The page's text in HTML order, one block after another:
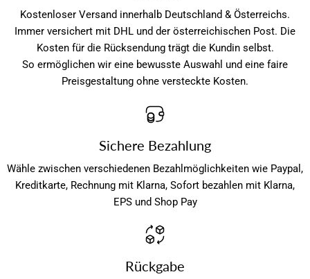
Kostenloser Versand innerhalb Deutschland & Österreichs.
Immer versichert mit DHL und der österreichischen Post. Die
Kosten für die Rücksendung trägt die Kundin selbst.
So ermöglichen wir eine bewusste Auswahl und eine faire
Preisgestaltung ohne versteckte Kosten.
Sichere Bezahlung
Wähle zwischen verschiedenen Bezahlmöglichkeiten wie Paypal,
Kreditkarte, Rechnung mit Klarna, Sofort bezahlen mit Klarna,
EPS und Shop Pay
Rückgabe